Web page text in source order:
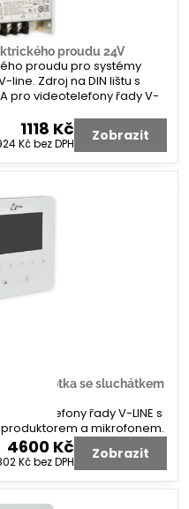
proudu 24V
proudu pro systémy
Zdroj na DIN lištu s
pro videotelefony řady V-
1118 Kč
Kčbez DPH Zobrazit
jednotka se sluchátkem
řady V-LINE s
a mikrofonem.
4600 Kč
Kčbez DPH Zobrazit